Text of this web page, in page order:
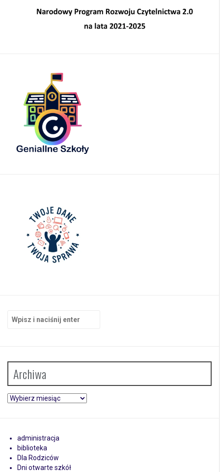
Archiwa
Archiwa
administracja
biblioteka
Dla Rodziców
Dni otwarte szkół